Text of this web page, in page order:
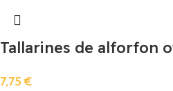
Tallarines de alforfon
7,75€